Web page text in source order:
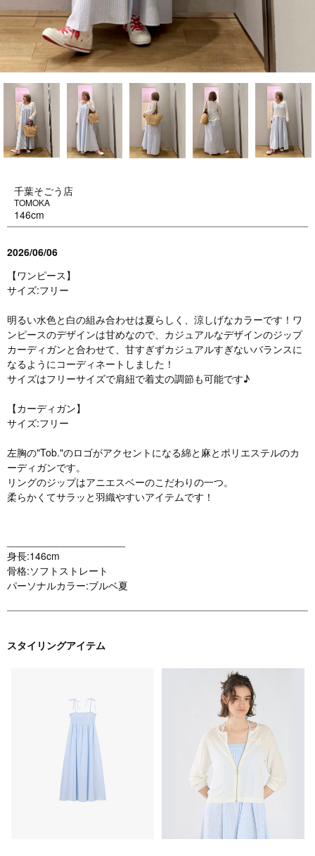
千葉そごう店
TOMOKA
146cm
2026/06/06
【ワンピース】
サイズ:フリー
明るい水色と白の組み合わせは夏らしく、涼しげなカラーです！ワ
ンピースのデザインは甘めなので、カジュアルなデザインのジップ
カーディガンと合わせて、甘すぎずカジュアルすぎないバランスに
なるようにコーディネートしました！
サイズはフリーサイズで肩紐で着丈の調節も可能です♪
【カーディガン】
サイズ:フリー
左胸の"Tob."のロゴがアクセントになる綿と麻とポリエステルのカ
ーディガンです。
リングのジップはアニエスベーのこだわりの一つ。
柔らかくてサラッと羽織やすいアイテムです！
身長:146cm
骨格:ソフトストレート
パーソナルカラー:ブルベ夏
スタイリングアイテム